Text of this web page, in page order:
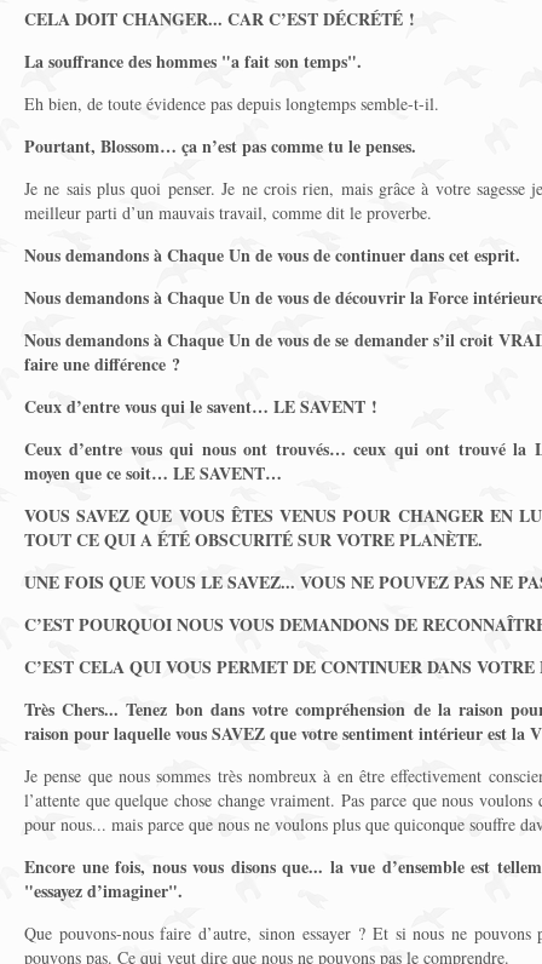
CELA DOIT CHANGER... CAR C’EST DÉCRÉTÉ !
La souffrance des hommes "a fait son temps".
Eh bien, de toute évidence pas depuis longtemps semble-t-il.
Pourtant, Blossom… ça n’est pas comme tu le penses.
Je ne sais plus quoi penser. Je ne crois rien, mais grâce à votre
meilleur parti d’un mauvais travail, comme dit le proverbe.
Nous demandons à Chaque Un de vous de continuer dans cet esprit.
Nous demandons à Chaque Un de vous de découvrir la Force
Nous demandons à Chaque Un de vous de se demander s’il croit
faire une différence ?
Ceux d’entre vous qui le savent… LE SAVENT !
Ceux d’entre vous qui nous ont trouvés… ceux qui ont trouvé la
moyen que ce soit… LE SAVENT…
VOUS SAVEZ QUE VOUS ÊTES VENUS POUR CHANGER EN
TOUT CE QUI A ÉTÉ OBSCURITÉ SUR VOTRE PLANÈTE.
UNE FOIS QUE VOUS LE SAVEZ... VOUS NE POUVEZ PAS NE
C’EST POURQUOI NOUS VOUS DEMANDONS DE
C’EST CELA QUI VOUS PERMET DE CONTINUER DANS VOTRE
Très Chers... Tenez bon dans votre compréhension de la raison
raison pour laquelle vous SAVEZ que votre sentiment intérieur est la
Je pense que nous sommes très nombreux à en être effectivement
l’attente que quelque chose change vraiment. Pas parce que nous
pour nous... mais parce que nous ne voulons plus que quiconque souffre
Encore une fois, nous vous disons que... la vue d’ensemble est
"essayez d’imaginer".
Que pouvons-nous faire d’autre, sinon essayer ? Et si nous ne
pouvons pas. Ce qui veut dire que nous ne pouvons pas le comprendre.